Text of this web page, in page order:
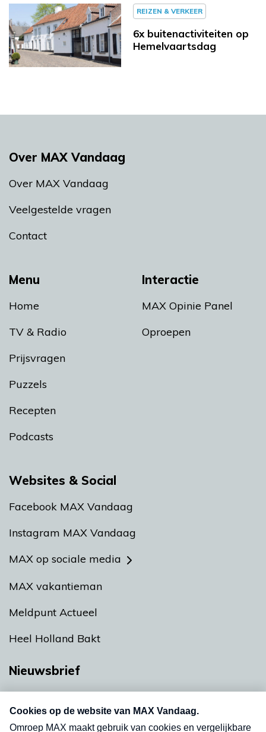
REIZEN & VERKEER
6x buitenactiviteiten op
Hemelvaartsdag
Menu
Home
TV & Radio
Prijsvragen
Puzzels
Recepten
Podcasts
Interactie
MAX Opinie Panel
Oproepen
Over MAX Vandaag
Over MAX Vandaag
Veelgestelde vragen
Contact
Websites & Social
Facebook MAX Vandaag
Instagram MAX Vandaag
MAX op sociale media
MAX vakantieman
Meldpunt Actueel
Heel Holland Bakt
Nieuwsbrief
Neem hier een gratis abonnement op onze
nieuwsbrief. Elke vrijdag- en dinsdagochtend in
uw mailbox.